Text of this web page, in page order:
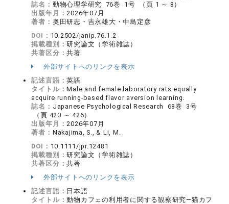
誌名： 動物心理学研究 76巻 1号 （頁 1 ～ 8）
出版年月：2026年07月
著者： 奥田研志・吉永雄大・中島定彦
DOI： 10.2502/janip.76.1.2
掲載種別：研究論文（学術雑誌）
共著区分：共著
外部サイトへのリンクを表示
記述言語：英語
タイトル：Male and female laboratory rats equally
acquire running-based flavor aversion learning.
誌名： Japanese Psychological Research 68巻 3号
（頁 420 ～ 426）
出版年月：2026年07月
著者： Nakajima, S., & Li, M.
DOI： 10.1111/jpr.12481
掲載種別：研究論文（学術雑誌）
共著区分：共著
外部サイトへのリンクを表示
記述言語： 日本語
タイトル：動物カフェの利用者に関する観察研究―猫カフ